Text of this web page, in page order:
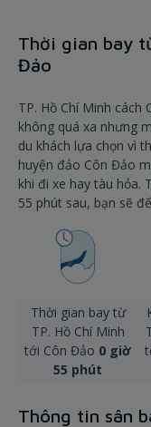
Thời gian bay
Đảo
TP. Hồ Chí Minh cách
không quá xa nhưng
du khách lựa chọn vì
huyện đảo Côn Đảo
khi đi xe hay tàu hỏa.
55 phút sau, bạn sẽ
Thời gian bay từ
TP. Hồ Chí Minh
tới Côn Đảo 0 giờ
55 phút
Thông tin sân